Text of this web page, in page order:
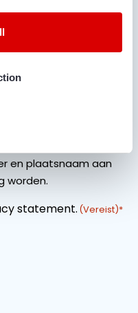
en plaatsnaam aan
worden.
statement. (Vereist)